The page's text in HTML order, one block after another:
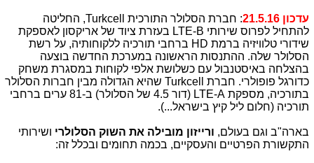
עדכון 21.5.16
: חברת הסלולר התורכית Turkcell, החליטה
להתחיל לפרוס שירותי LTE-B בעזרת ציוד של אריקסון לאספקת
שידורי טלוויזיה ברמת HD ברחבי תורכיה ללקוחותיה, על רשת
הסלולר שלה. ההתנסות הראשונה במערכת החדשה בוצעה
בהצלחה באיסטנבול עם כשלושת אלפי לקוחות במסגרת משחק
כדורגל פופולרי. חברת Turkcell שהיא הגדולה מבין חברות הסלולר
בתורכיה, מספקת LTE-A (דור 4.5 של הסלולר) ב-81 ערים ברחבי
תורכיה (חלום ליל קיץ בישראל...).
בארה"ב וגם בעולם, ורייזון מובילה את השוק הסלולרי ושירותי
התקשורת הפרטיים והעסקיים, בכמה תחומים ובכלל זה: